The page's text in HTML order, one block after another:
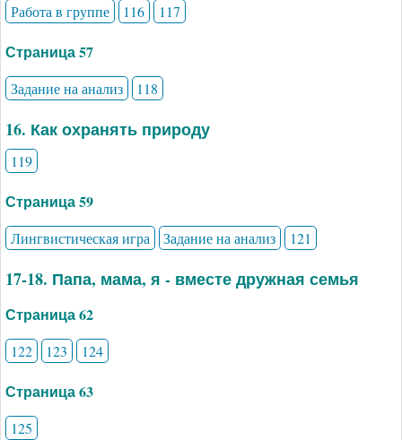
Работа в группе 116 117
Страница 57
Задание на анализ 118
16. Как охранять природу
119
Страница 59
Лингвистическая игра Задание на анализ 121
17-18. Папа, мама, я - вместе дружная семья
Страница 62
122 123 124
Страница 63
125